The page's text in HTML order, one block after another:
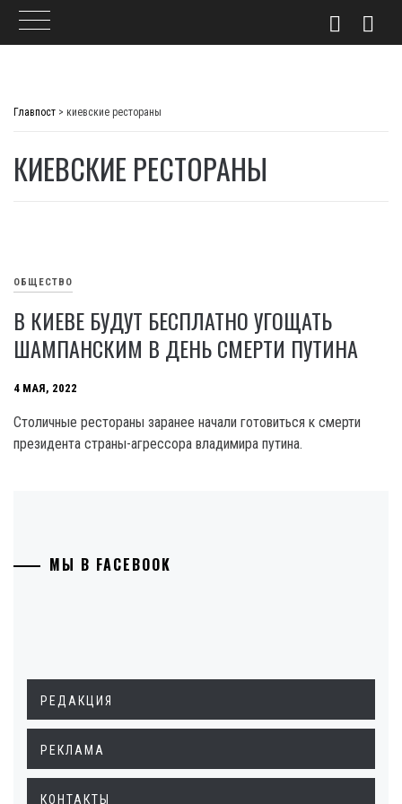
Главпост > киевские рестораны
КИЕВСКИЕ РЕСТОРАНЫ
ОБЩЕСТВО
В КИЕВЕ БУДУТ БЕСПЛАТНО УГОЩАТЬ
ШАМПАНСКИМ В ДЕНЬ СМЕРТИ ПУТИНА
4 МАЯ, 2022
Столичные рестораны заранее начали готовиться к смерти
президента страны-агрессора владимира путина.
МЫ В FACEBOOK
РЕДАКЦИЯ
РЕКЛАМА
КОНТАКТЫ